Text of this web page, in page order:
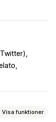
Visa funktioner